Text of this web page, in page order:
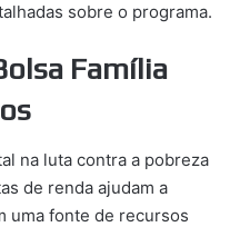
sobre o programa.
Família
na luta contra a pobreza
de renda ajudam a
uma fonte de recursos